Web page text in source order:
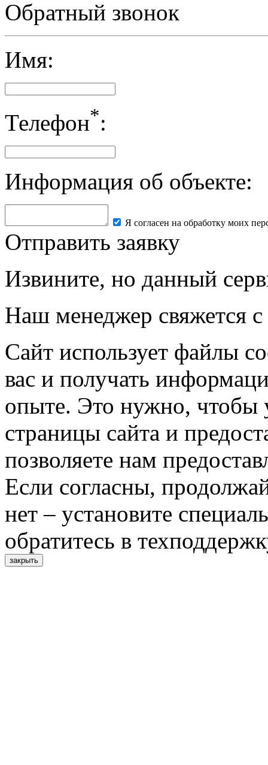
Обратный звонок
Имя:
Телефон*:
Информация об объекте:
Я согласен на обработку моих
Отправить заявку
Извините, но данный
Наш менеджер свяжется
Сайт использует файлы
вас и получать
опыте. Это нужно, чтобы
страницы сайта и
позволяете нам
Если согласны,
нет – установите
обратитесь в
закрыть